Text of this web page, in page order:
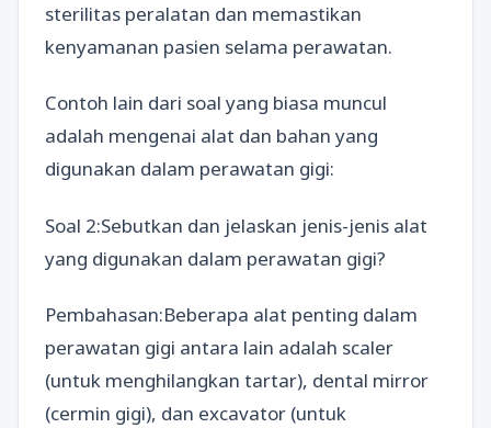
sterilitas peralatan dan memastikan
kenyamanan pasien selama perawatan.
Contoh lain dari soal yang biasa muncul
adalah mengenai alat dan bahan yang
digunakan dalam perawatan gigi:
Soal 2:Sebutkan dan jelaskan jenis-jenis alat
yang digunakan dalam perawatan gigi?
Pembahasan:Beberapa alat penting dalam
perawatan gigi antara lain adalah scaler
(untuk menghilangkan tartar), dental mirror
(cermin gigi), dan excavator (untuk